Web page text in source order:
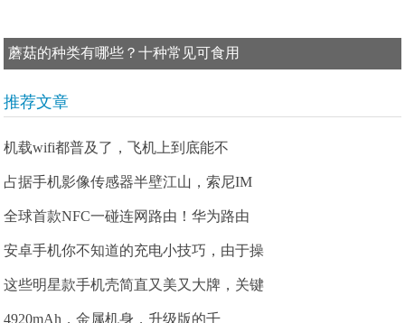
蘑菇的种类有哪些？十种常见可食用
推荐文章
机载wifi都普及了，飞机上到底能不
占据手机影像传感器半壁江山，索尼IM
全球首款NFC一碰连网路由！华为路由
安卓手机你不知道的充电小技巧，由于操
这些明星款手机壳简直又美又大牌，关键
4920mAh，金属机身，升级版的千